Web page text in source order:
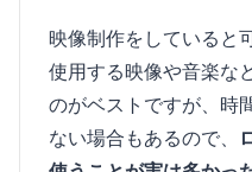
映像制作をしていると
使用する映像や音楽な
のがベストですが、時
ない場合もあるので、